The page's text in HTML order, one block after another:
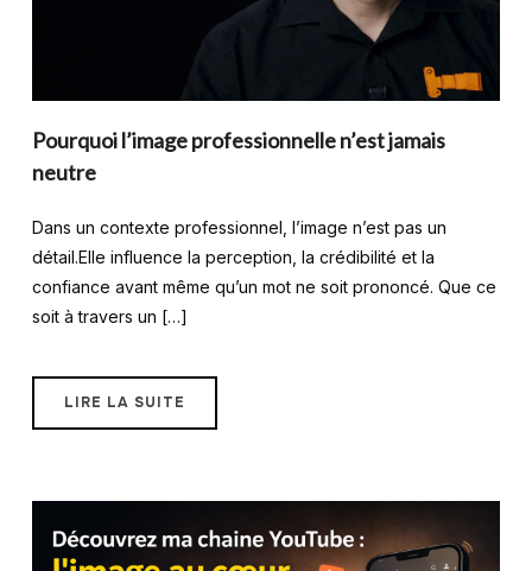
Pourquoi l’image professionnelle n’est jamais
neutre
Dans un contexte professionnel, l’image n’est pas un
détail.Elle influence la perception, la crédibilité et la
confiance avant même qu’un mot ne soit prononcé. Que ce
soit à travers un […]
LIRE LA SUITE